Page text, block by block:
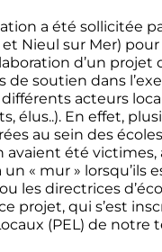
a été sollicitée
Nieul sur Mer)
d’un projet
soutien dans
acteurs
élus..). En effet,
au sein des
avaient été
« mur » lorsqu’ils
les directrices
projet, qui s’est
(PEL) de notre